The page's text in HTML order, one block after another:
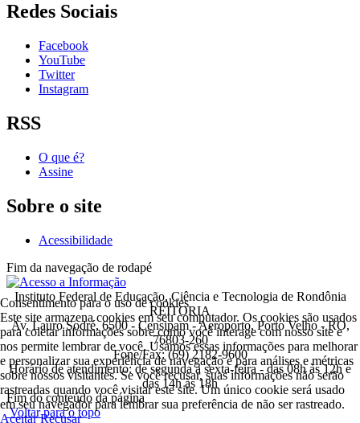
Redes Sociais
Facebook
YouTube
Twitter
Instagram
RSS
O que é?
Assine
Sobre o site
Acessibilidade
Fim da navegação de rodapé
Instituto Federal de Educação, Ciência e Tecnologia de Rondônia
REITORIA
Av. Lauro Sodré, 6500 - Censipam - Aeroporto, Porto Velho - RO,
76803-260
Fone/Fax: (69) 2182-9600
Horário de atendimento: de segunda a sexta-feira - das 08h às 12h e
das 14h às 18h
Fim do conteúdo da página
Voltar para o topo
Consentimento para o uso de cookies
Este site armazena cookies em seu computador. Os cookies são usados
para coletar informações sobre como você interage com nosso site e
nos permite lembrar de você. Usamos essas informações para melhorar
e personalizar sua experiência de navegação e para análises e métricas
sobre nossos visitantes. Se você recusar, suas informações não serão
rastreadas quando você visitar este site. Um único cookie será usado
em seu navegador para lembrar sua preferência de não ser rastreado.
Aceitar Recusar